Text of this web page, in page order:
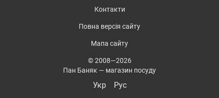
Контакти
Повна версія сайту
Мапа сайту
© 2008—2026
Пан Баняк — магазин посуду
Укр Рус